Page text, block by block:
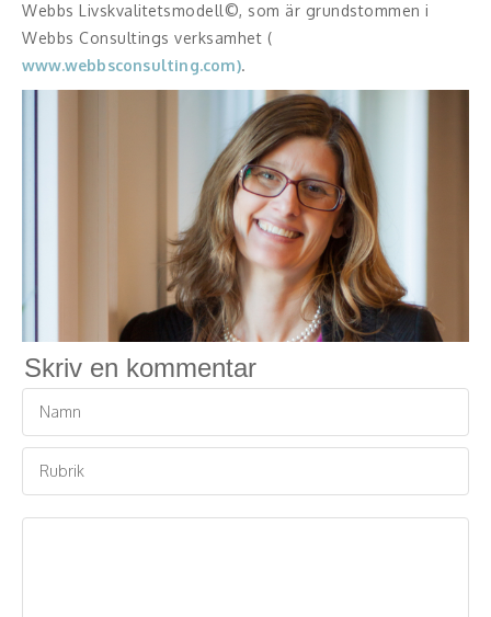
Webbs Livskvalitetsmodell©, som är grundstommen i
Webbs Consultings verksamhet (
www.webbsconsulting.com).
Skriv en kommentar